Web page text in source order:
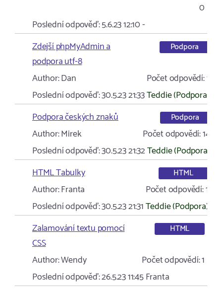
0
Poslední odpověď:5.6.23 12:10-
Zdejší phpMyAdmin a
podpora utf-8
Podpora
Author:Dan Počet odpovědí:1
Poslední odpověď:30.5.23 21:33Teddie (Podpora)
Podpora českých znaků
Podpora
Author:Mirek Počet odpovědí:14
Poslední odpověď:30.5.23 21:32Teddie (Podpora)
HTML Tabulky
HTML
Author:Franta Počet odpovědí:1
Poslední odpověď:30.5.23 21:31Teddie (Podpora)
Zalamování textu pomocí
CSS
HTML
Author:Wendy Počet odpovědí:1
Poslední odpověď:26.5.23 11:45Franta